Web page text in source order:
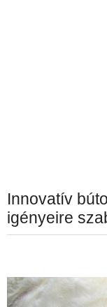
Innovatív
igényeire